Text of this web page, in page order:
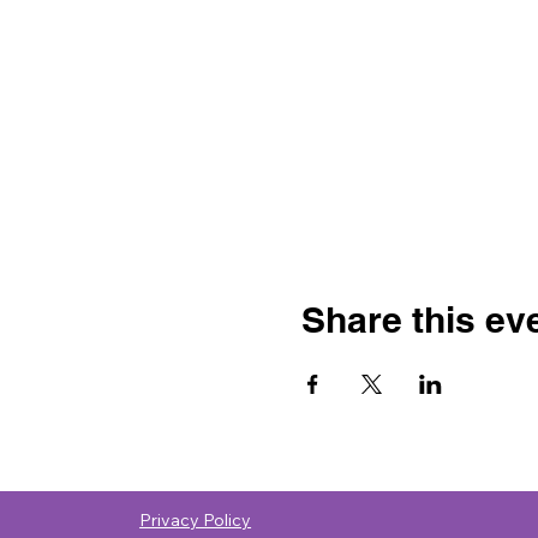
Share this
Privacy Policy